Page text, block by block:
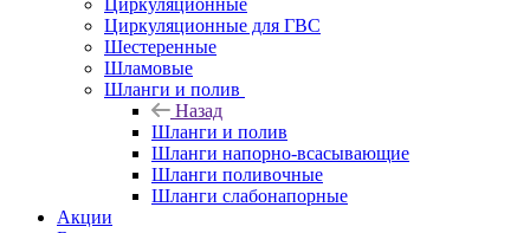
Циркуляционные
Циркуляционные для ГВС
Шестеренные
Шламовые
Шланги и полив
Назад
Шланги и полив
Шланги напорно-всасывающие
Шланги поливочные
Шланги слабонапорные
Акции